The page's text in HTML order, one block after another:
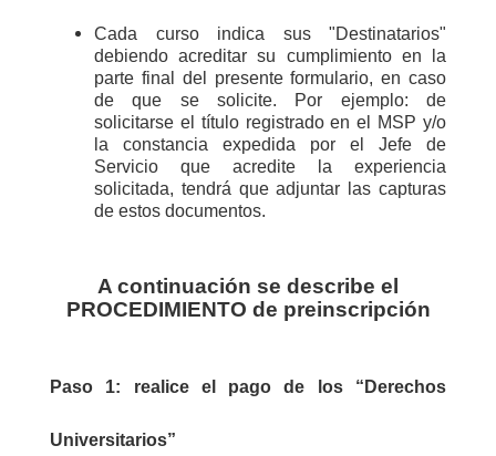
Cada curso indica sus "Destinatarios"
debiendo acreditar su cumplimiento en la
parte final del presente formulario, en caso
de que se solicite. Por ejemplo: de
solicitarse el título registrado en el MSP y/o
la constancia expedida por el Jefe de
Servicio que acredite la experiencia
solicitada, tendrá que adjuntar las capturas
de estos documentos.
A continuación se describe el
PROCEDIMIENTO de preinscripción
Paso 1: realice el pago de los “Derechos
Universitarios”